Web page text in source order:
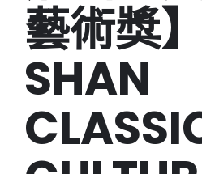
藝術獎
SHAN